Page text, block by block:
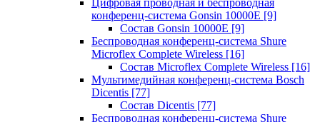
Цифровая проводная и беспроводная
конференц-система Gonsin 10000E [9]
Состав Gonsin 10000E [9]
Беспроводная конференц-система Shure
Microflex Complete Wireless [16]
Состав Microflex Complete Wireless [16]
Мультимедийная конференц-система Bosch
Dicentis [77]
Состав Dicentis [77]
Беспроводная конференц-система Shure